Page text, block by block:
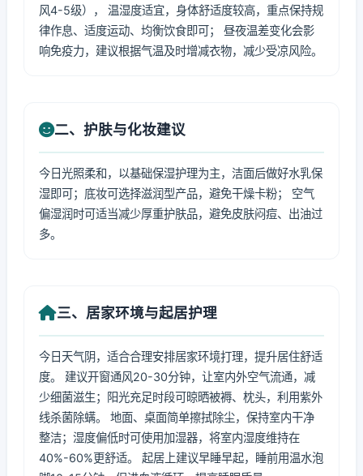
风4-5级）， 温湿度适宜，身体舒适度较高，重点保持规
律作息、适度运动、均衡饮食即可； 昼夜温差变化会影
响免疫力，建议根据气温及时增减衣物，减少受凉风险。
二、护肤与化妆建议
今日光照柔和，以基础保湿护理为主，洁面后做好水乳保
湿即可；底妆可选择滋润型产品，避免干燥卡粉； 空气
偏湿润时可适当减少厚重护肤品，避免皮肤闷痘、出油过
多。
三、居家环境与起居护理
今日天气阴，适合合理安排居家环境打理，提升居住舒适
度。 建议开窗通风20-30分钟，让室内外空气流通，减
少细菌滋生；阳光充足时段可晾晒被褥、枕头，利用紫外
线杀菌除螨。 地面、桌面简单擦拭除尘，保持室内干净
整洁；湿度偏低时可使用加湿器，将室内湿度维持在
40%-60%更舒适。 起居上建议早睡早起，睡前用温水泡